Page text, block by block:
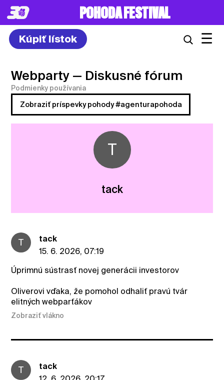
POHODA FESTIVAL
Kúpiť lístok ☰
Webparty — Diskusné fórum
Podmienky používania
Zobraziť príspevky pohody #agenturapohoda
T
tack
T
tack
15. 6. 2026, 07:19
Úprimnú sústrasť novej generácii investorov
Oliverovi vďaka, že pomohol odhaliť pravú tvár
elitných webparťákov
Zobraziť vlákno
T
tack